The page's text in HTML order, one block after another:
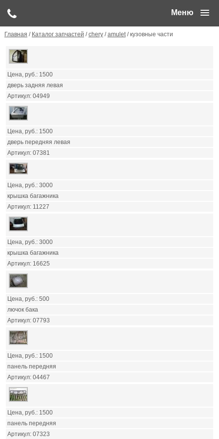
Меню
Главная / Каталог запчастей /chery/amulet/ кузовные части
1500
дверь задняя левая
04949
1500
дверь передняя левая
07381
3000
крышка багажника
11227
3000
крышка багажника
16625
500
лючок бака
07793
1500
панель передняя
04467
1500
панель передняя
07323